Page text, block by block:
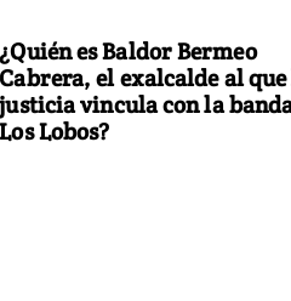
¿Quién es Baldor Bermeo
Cabrera, el exalcalde al
justicia vincula con la
Los Lobos?